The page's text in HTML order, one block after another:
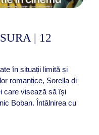
| 12
în situații limită și
romantice, Sorella di
care visează să își
Boban. Întâlnirea cu